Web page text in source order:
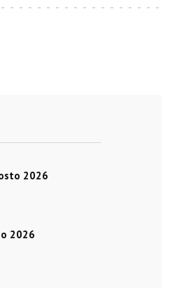
2026
2026